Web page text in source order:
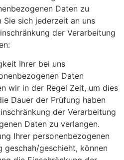
Daten zu
Sie sich jederzeit an uns
der Verarbeitung
Ihrer bei uns
Daten
wir in der Regel Zeit, um dies
Dauer der Prüfung haben
der Verarbeitung
Daten zu verlangen.
Ihrer personenbezogenen
geschah/geschieht, können